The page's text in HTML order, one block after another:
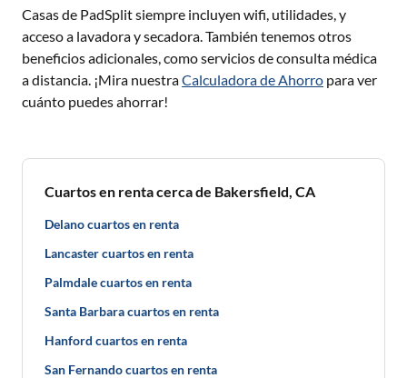
Casas de PadSplit siempre incluyen wifi, utilidades, y
acceso a lavadora y secadora. También tenemos otros
beneficios adicionales, como servicios de consulta médica
a distancia. ¡Mira nuestraCalculadora de Ahorro para ver
cuánto puedes ahorrar!
Cuartos en renta cerca de Bakersfield, CA
Delano cuartos en renta
Lancaster cuartos en renta
Palmdale cuartos en renta
Santa Barbara cuartos en renta
Hanford cuartos en renta
San Fernando cuartos en renta